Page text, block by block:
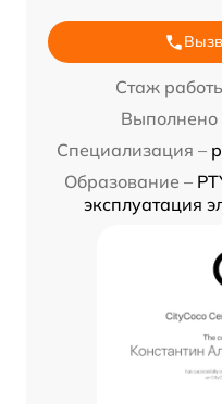
Стаж
Выполнено
Специализация –
Образование –
эксплуатация